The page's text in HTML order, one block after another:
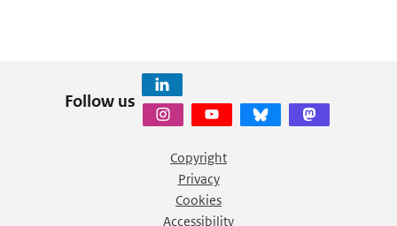
Follow us
Copyright
Privacy
Cookies
Accessibility